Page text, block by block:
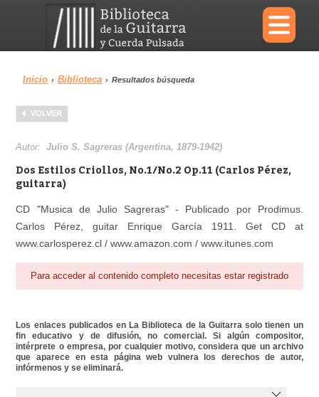
×
Menu
Biblioteca Diccionario
Reproductor
Inicio › Biblioteca › Resultados búsqueda
VOLVER
Autor:Julio S. Sagreras (Argentina, 1879-1942)
Dos Estilos Criollos, No.1/No.2 Op.11 (Carlos Pérez,
guitarra)
CD "Musica de Julio Sagreras" - Publicado por Prodimus.
Carlos Pérez, guitar Enrique García 1911. Get CD at
www.carlosperez.cl / www.amazon.com / www.itunes.com
Para acceder al contenido completo necesitas estar registrado
Los enlaces publicados en La Biblioteca de la Guitarra solo tienen un
fin educativo y de difusión, no comercial. Si algún compositor,
intérprete o empresa, por cualquier motivo, considera que un archivo
que aparece en esta página web vulnera los derechos de autor,
infórmenos y se eliminará.